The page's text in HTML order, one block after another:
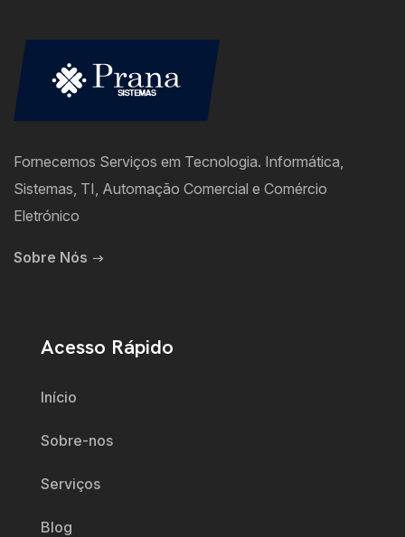
Fornecemos Serviços em Tecnologia. Informática,
Sistemas, TI, Automação Comercial e Comércio
Eletrónico
Sobre Nós
Acesso Rápido
Início
Sobre-nos
Serviços
Blog